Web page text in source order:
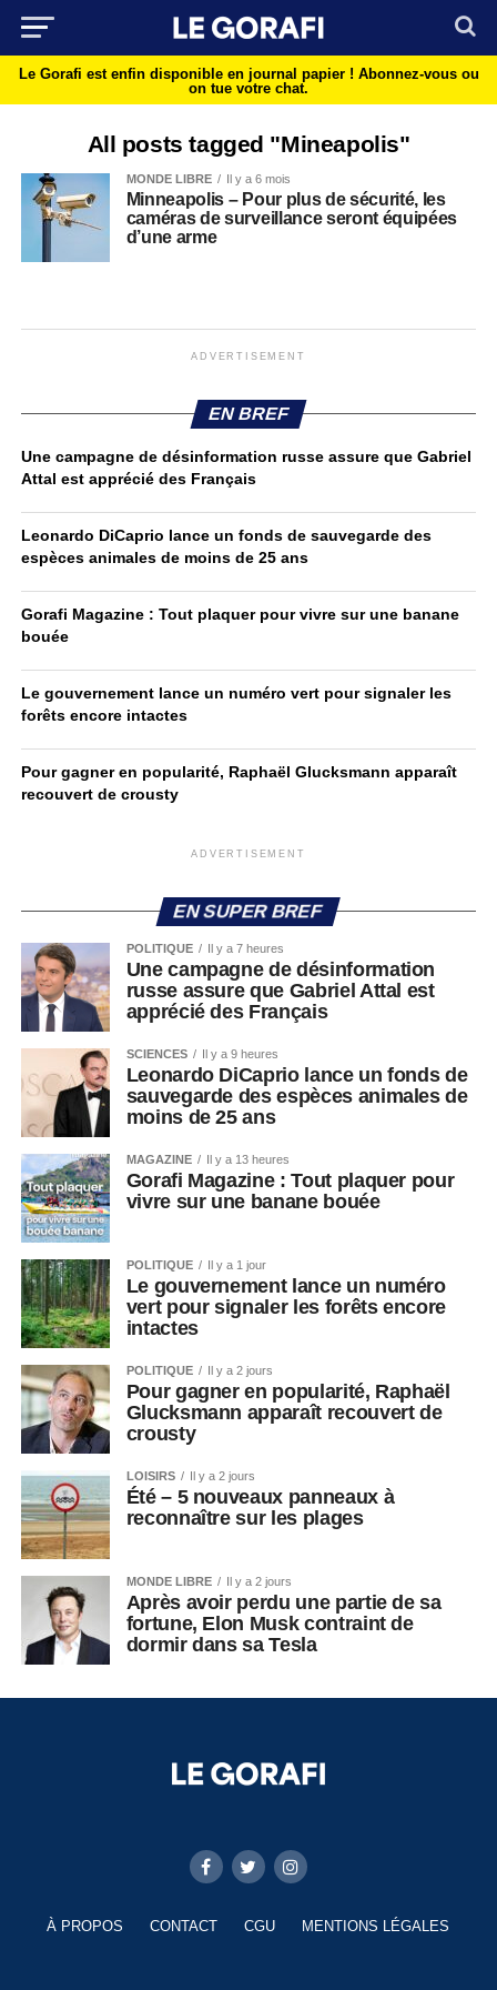
Le Gorafi est enfin disponible en journal papier ! Abonnez-vous ou
on tue votre chat.
All posts tagged "Mineapolis"
MONDE LIBRE Il y a 6 mois
Minneapolis – Pour plus de sécurité, les
caméras de surveillance seront équipées
d’une arme
ADVERTISEMENT
EN BREF
Une campagne de désinformation russe assure que Gabriel
Attal est apprécié des Français
Leonardo DiCaprio lance un fonds de sauvegarde des
espèces animales de moins de 25 ans
Gorafi Magazine : Tout plaquer pour vivre sur une banane
bouée
Le gouvernement lance un numéro vert pour signaler les
forêts encore intactes
Pour gagner en popularité, Raphaël Glucksmann apparaît
recouvert de crousty
ADVERTISEMENT
EN SUPER BREF
POLITIQUE Il y a 7 heures
Une campagne de désinformation
russe assure que Gabriel Attal est
apprécié des Français
SCIENCES Il y a 9 heures
Leonardo DiCaprio lance un fonds de
sauvegarde des espèces animales de
moins de 25 ans
MAGAZINE Il y a 13 heures
Gorafi Magazine : Tout plaquer pour
vivre sur une banane bouée
POLITIQUE Il y a 1 jour
Le gouvernement lance un numéro
vert pour signaler les forêts encore
intactes
POLITIQUE Il y a 2 jours
Pour gagner en popularité, Raphaël
Glucksmann apparaît recouvert de
crousty
LOISIRS Il y a 2 jours
Été – 5 nouveaux panneaux à
reconnaître sur les plages
MONDE LIBRE Il y a 2 jours
Après avoir perdu une partie de sa
fortune, Elon Musk contraint de
dormir dans sa Tesla
À PROPOS CONTACT CGU MENTIONS LÉGALES